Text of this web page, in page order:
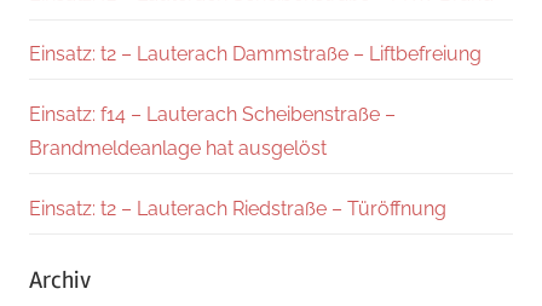
Einsatz: t2 – Lauterach Dammstraße – Liftbefreiung
Einsatz: f14 – Lauterach Scheibenstraße –
Brandmeldeanlage hat ausgelöst
Einsatz: t2 – Lauterach Riedstraße – Türöffnung
Archiv